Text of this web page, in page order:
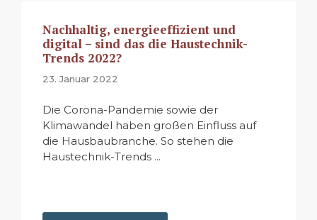
Nachhaltig, energieeffizient und
digital – sind das die Haustechnik-
Trends 2022?
23. Januar 2022
Die Corona-Pandemie sowie der
Klimawandel haben großen Einfluss auf
die Hausbaubranche. So stehen die
Haustechnik-Trends ...